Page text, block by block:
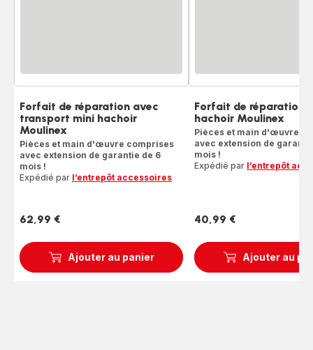
Ajouter au panier
Forfait de réparation avec
transport mini hachoir
Moulinex
Pièces et main d'œuvre comprises
avec extension de garantie de 6
mois !
Expédié par l’entrepôt accessoires
Prix
62,99 €
Ajouter au
Forfait de réparation
hachoir Moulinex
Pièces et main d'œuvre
avec extension de
mois !
Expédié par l’entrepôt
Prix
40,99 €